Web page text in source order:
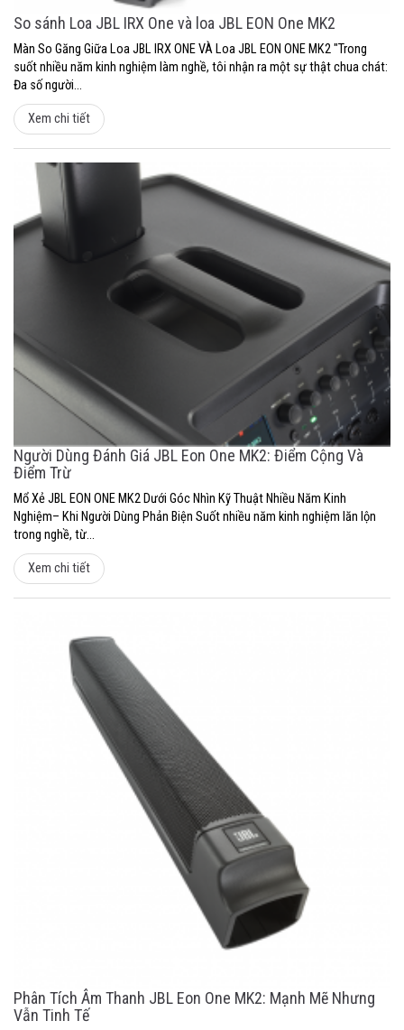
So sánh Loa JBL IRX One và loa JBL EON One MK2
Màn So Găng Giữa Loa JBL IRX ONE VÀ Loa JBL EON ONE MK2 "Trong
suốt nhiều năm kinh nghiệm làm nghề, tôi nhận ra một sự thật chua chát:
Đa số người...
Xem chi tiết
Người Dùng Đánh Giá JBL Eon One MK2: Điểm Cộng Và
Điểm Trừ
Mổ Xẻ JBL EON ONE MK2 Dưới Góc Nhìn Kỹ Thuật Nhiều Năm Kinh
Nghiệm– Khi Người Dùng Phản Biện Suốt nhiều năm kinh nghiệm lăn lộn
trong nghề, từ...
Xem chi tiết
Phân Tích Âm Thanh JBL Eon One MK2: Mạnh Mẽ Nhưng
Vẫn Tinh Tế